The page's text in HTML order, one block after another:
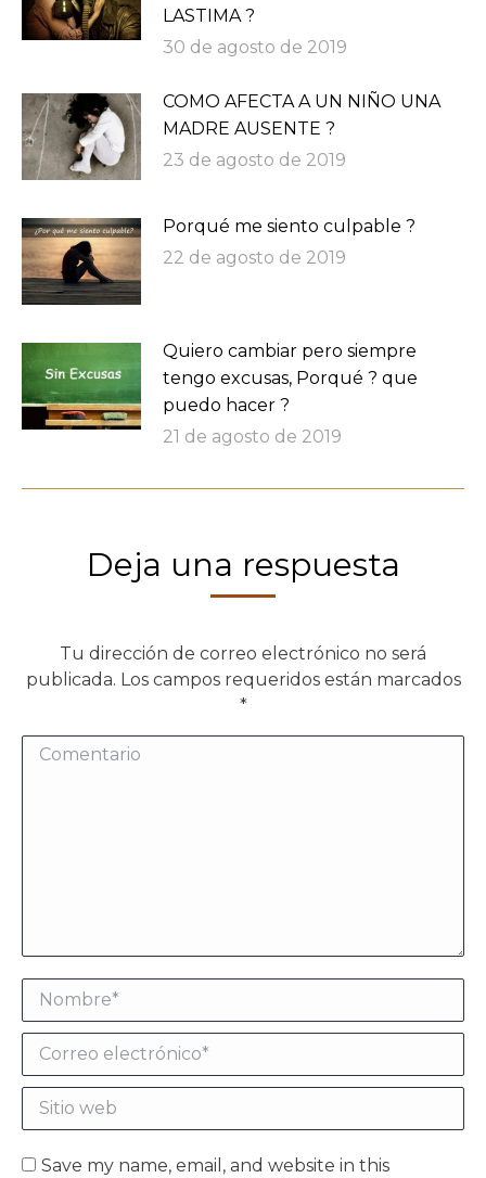
LASTIMA ?
30 de agosto de 2019
COMO AFECTA A UN NIÑO UNA
MADRE AUSENTE ?
23 de agosto de 2019
Porqué me siento culpable ?
22 de agosto de 2019
Quiero cambiar pero siempre
tengo excusas, Porqué ? que
puedo hacer ?
21 de agosto de 2019
Deja una respuesta
Tu dirección de correo electrónico no será
publicada. Los campos requeridos están marcados
*
Comentario
Nombre *
Correo electrónico *
Sitio web
Save my name, email, and website in this